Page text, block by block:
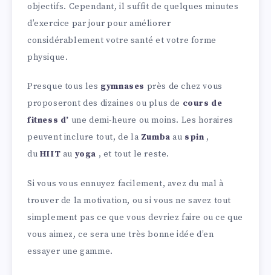
objectifs. Cependant, il suffit de quelques minutes
d’exercice par jour pour améliorer
considérablement votre santé et votre forme
physique.
Presque tous les gymnases près de chez vous
proposeront des dizaines ou plus de cours de
fitness d’ une demi-heure ou moins. Les horaires
peuvent inclure tout, de la Zumba au spin ,
du HIIT au yoga , et tout le reste.
Si vous vous ennuyez facilement, avez du mal à
trouver de la motivation, ou si vous ne savez tout
simplement pas ce que vous devriez faire ou ce que
vous aimez, ce sera une très bonne idée d’en
essayer une gamme.